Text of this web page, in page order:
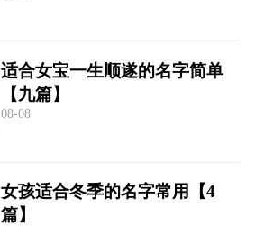
适合女宝一生顺遂的名字简单
【九篇】
08-08
女孩适合冬季的名字常用【4
篇】